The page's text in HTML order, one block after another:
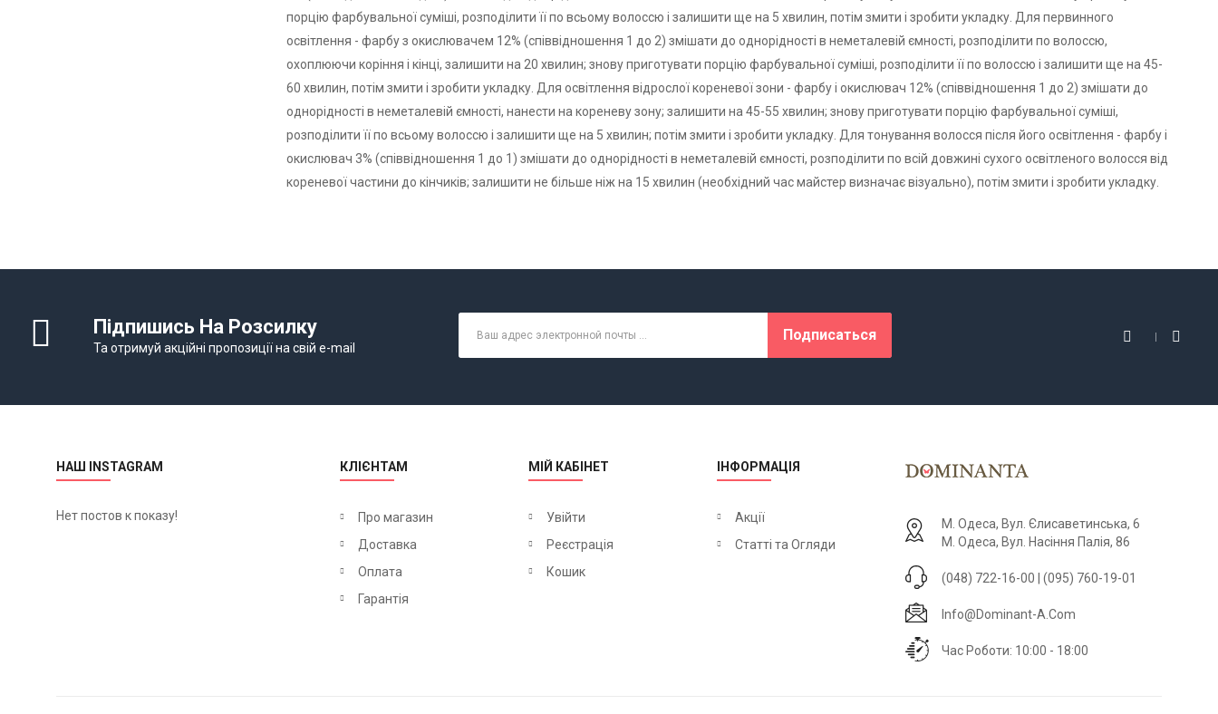
порцію фарбувальної суміші, розподілити її по всьому волоссю і залишити ще на 5 хвилин, потім змити і зробити укладку. Для первинного
освітлення - фарбу з окислювачем 12% (співвідношення 1 до 2) змішати до однорідності в неметалевій ємності, розподілити по волоссю,
охоплюючи коріння і кінці, залишити на 20 хвилин; знову приготувати порцію фарбувальної суміші, розподілити її по волоссю і залишити ще на 45-
60 хвилин, потім змити і зробити укладку. Для освітлення відрослої кореневої зони - фарбу і окислювач 12% (співвідношення 1 до 2) змішати до
однорідності в неметалевій ємності, нанести на кореневу зону; залишити на 45-55 хвилин; знову приготувати порцію фарбувальної суміші,
розподілити її по всьому волоссю і залишити ще на 5 хвилин; потім змити і зробити укладку. Для тонування волосся після його освітлення - фарбу і
окислювач 3% (співвідношення 1 до 1) змішати до однорідності в неметалевій ємності, розподілити по всій довжині сухого освітленого волосся від
кореневої частини до кінчиків; залишити не більше ніж на 15 хвилин (необхідний час майстер визначає візуально), потім змити і зробити укладку.
Підпишись На Розсилку
Та отримуй акційні пропозиції на свій e-mail
Подписаться
НАШ INSTAGRAM
Нет постов к показу!
КЛІЄНТАМ
Про магазин
Доставка
Оплата
Гарантія
МІЙ КАБІНЕТ
Увійти
Реєстрація
Кошик
ІНФОРМАЦІЯ
Акції
Статті та Огляди
М. Одеса, Вул. Єлисаветинська, 6
М. Одеса, Вул. Насіння Палія, 86
(048) 722-16-00 | (095) 760-19-01
Info@dominant-A.com
Час Роботи: 10:00 - 18:00